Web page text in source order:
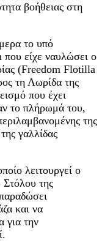
βοήθειας στη
το υπό
που είχε ναυλώσει ο
(Freedom Flotilla
τη Λωρίδα της
που έχει
το πλήρωμά του,
της
γαλλίδας
λειτουργεί ο
Στόλου της
και να
για την